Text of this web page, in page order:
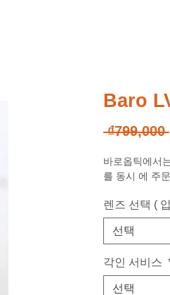
Baro
₫799,000
바로옵틱에서
를 동시 에 주
렌즈 선택 (
선택
각인 서비스
선택